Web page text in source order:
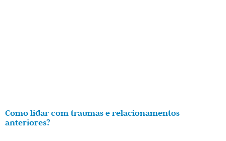
Como lidar com traumas e relacionamentos
anteriores?